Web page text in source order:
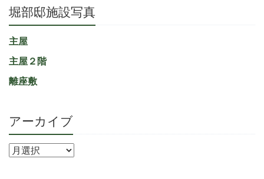
堀部邸施設写真
主屋
主屋２階
離座敷
アーカイブ